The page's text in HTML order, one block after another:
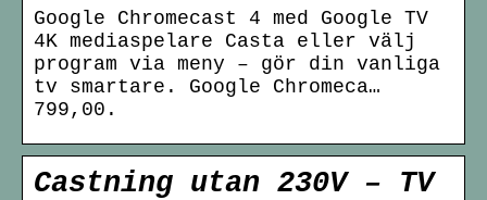
Google Chromecast 4 med Google TV
4K mediaspelare Casta eller välj
program via meny – gör din vanliga
tv smartare. Google Chromeca…
799,00.
Castning utan 230V – TV